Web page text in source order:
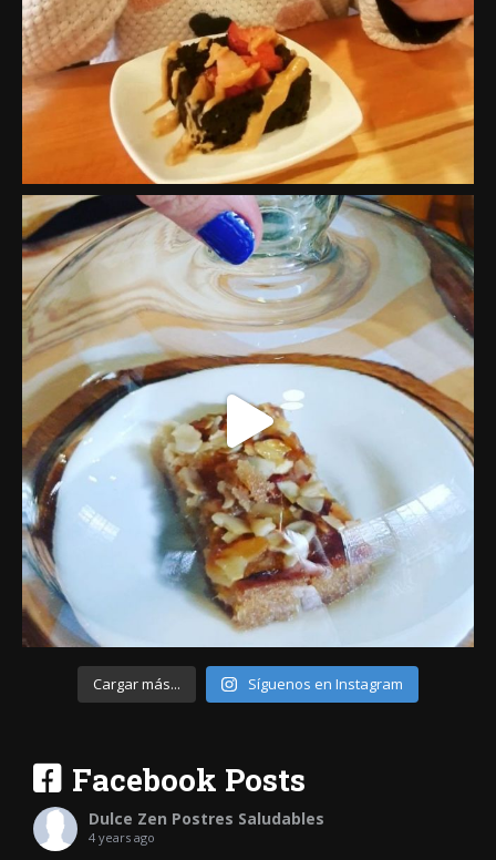
Cargar más... Síguenos en Instagram
Facebook Posts
Dulce Zen Postres Saludables
4 years ago